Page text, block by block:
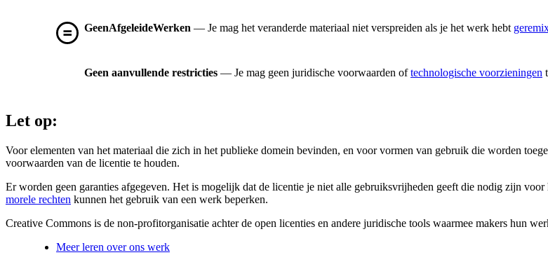
GeenAfgeleideWerken — Je mag het veranderde materiaal niet verspreiden als je het werk hebt
Geen aanvullende restricties — Je mag geen juridische voorwaarden oftechnologische voorzieningen
Let op:
Voor elementen van het materiaal die zich in het publieke domein bevinden, en voor vormen van gebruik die worden
voorwaarden van de licentie te houden.
Er worden geen garanties afgegeven. Het is mogelijk dat de licentie je niet alle gebruiksvrijheden geeft die nodig zijn
morele rechten kunnen het gebruik van een werk beperken.
Creative Commons is de non-profitorganisatie achter de open licenties en andere juridische tools waarmee makers hun
Meer leren over ons werk